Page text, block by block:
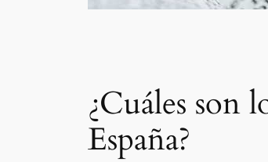
¿Cuáles son
España?